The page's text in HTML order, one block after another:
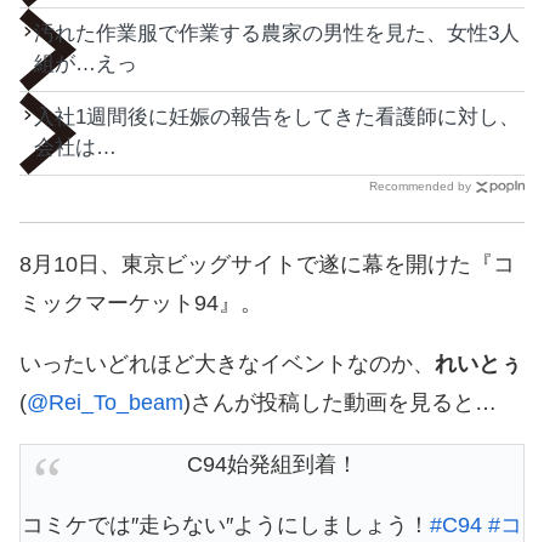
汚れた作業服で作業する農家の男性を見た、女性3人
組が…えっ
入社1週間後に妊娠の報告をしてきた看護師に対し、
会社は…
Recommended by
8月10日、東京ビッグサイトで遂に幕を開けた『コ
ミックマーケット94』。
いったいどれほど大きなイベントなのか、 れいとぅ
(@Rei_To_beam)さんが投稿した動画を見ると…
C94始発組到着！
コミケでは″走らない″ようにしましょう！ #C94 #コ